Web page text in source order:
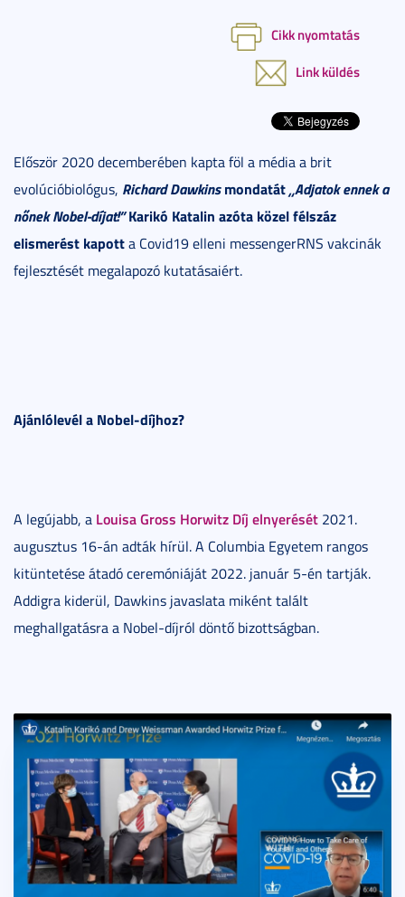
Cikk nyomtatás
Link küldés
Először 2020 decemberében kapta föl a média a brit
evolúcióbiológus, Richard Dawkinsmondatát„Adjatok ennek a
nőnek Nobel-díjat!”Karikó Katalin azóta közel félszáz
elismerést kapotta Covid19 elleni messengerRNS vakcinák
fejlesztését megalapozó kutatásaiért.
Ajánlólevél a Nobel-díjhoz?
A legújabb, a Louisa Gross Horwitz Díj elnyerését 2021.
augusztus 16-án adták hírül. A Columbia Egyetem rangos
kitüntetése átadó ceremóniáját 2022. január 5-én tartják.
Addigra kiderül, Dawkins javaslata miként talált
meghallgatásra a Nobel-díjról döntő bizottságban.